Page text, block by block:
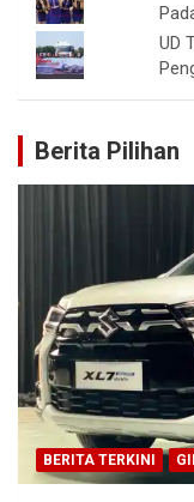
UD
Berita Pilihan
BERITA TERKINI